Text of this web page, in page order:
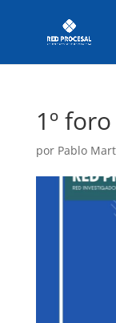
1º
por Pablo